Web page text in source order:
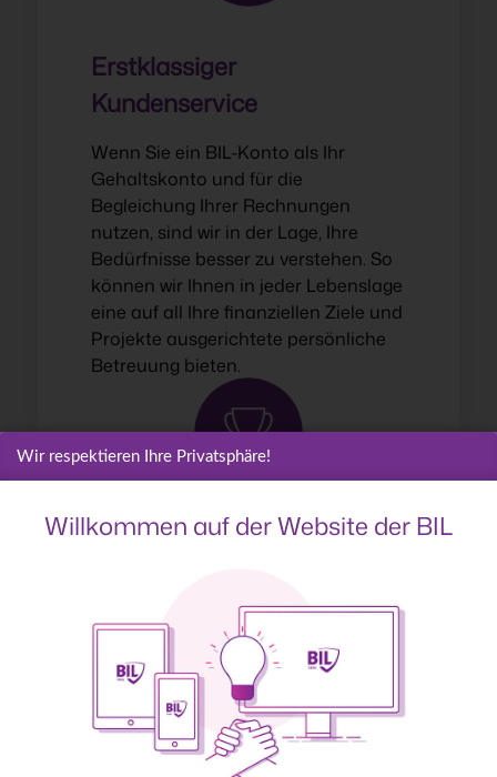
Erstklassiger
Kundenservice
Wenn Sie ein BIL-Konto als Ihr
Gehaltskonto und für die
Begleichung Ihrer Rechnungen
nutzen, sind wir in der Lage, Ihre
Bedürfnisse besser zu verstehen. So
können wir Ihnen in jeder Lebenslage
eine auf all Ihre finanziellen Ziele und
Projekte ausgerichtete persönliche
Betreuung bieten.
Ein Win-Win-Konzept
individuellen Beziehung können wir
Ihnen Finanzlösungen bieten, die
genauer auf Sie zugeschnitten sind,
und ermöglichen Ihnen gleichzeitig,
von unseren besten Angeboten zu
profitieren.
Wir respektieren Ihre Privatsphäre!
Willkommen auf der Website der BIL